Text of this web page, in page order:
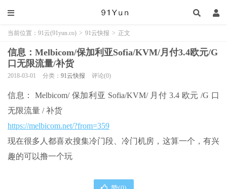
当前位置： 91云(91yun.co) > 91云快报 > 正文
信息：Melbicom/保加利亚Sofia/KVM/月付3.4欧元/G
口无限流量/补货
2018-03-01 分类： 91云快报 评论(0)
信息： Melbicom/ 保加利亚 Sofia/KVM/ 月付 3.4 欧元 /G 口
无限流量 / 补货
https://melbicom.net/?from=359
现在很多人都喜欢搜集冷门段、冷门机房，这算一个，有兴
趣的可以撸一个玩